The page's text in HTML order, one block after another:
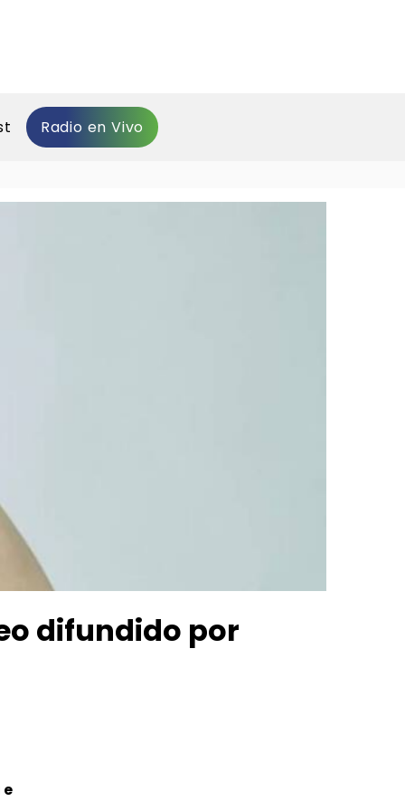
Radio en Vivo
difundido por